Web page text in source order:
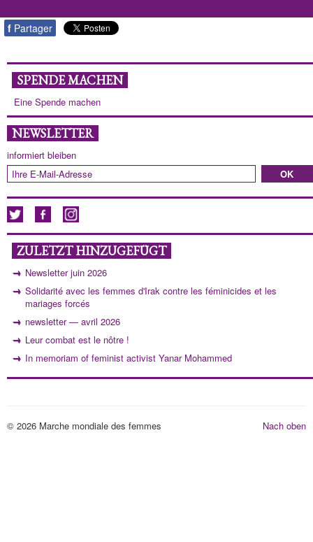
f Partager
SPENDE MACHEN
Eine Spende machen
NEWSLETTER
informiert bleiben
ZULETZT HINZUGEFÜGT
Newsletter juin 2026
Solidarité avec les femmes d'Irak contre les féminicides et les
mariages forcés
newsletter — avril 2026
Leur combat est le nôtre !
In memoriam of feminist activist Yanar Mohammed
Nach oben
© 2026 Marche mondiale des femmes